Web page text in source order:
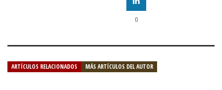
0
ARTÍCULOS RELACIONADOS MÁS ARTÍCULOS DEL AUTOR